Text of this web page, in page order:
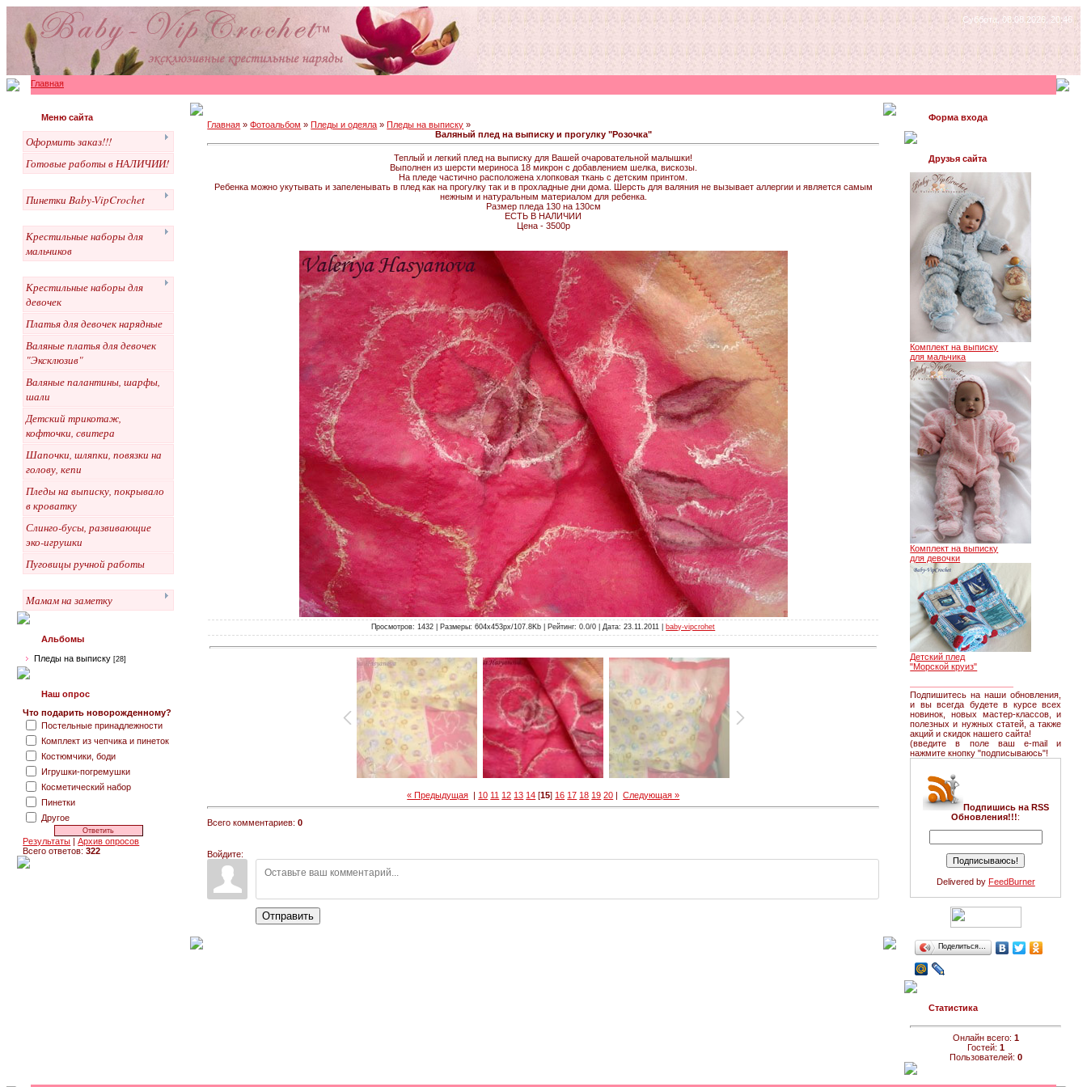
Суббота, 08.08.2026, 20:46
Главная
Меню сайта
Оформить заказ!!!
Готовые работы в НАЛИЧИИ!
Пинетки Baby-VipCrochet
Крестильные наборы для
мальчиков
Крестильные наборы для
девочек
Платья для девочек нарядные
Валяные платья для девочек
"Эксклюзив"
Валяные палантины, шарфы,
шали
Детский трикотаж,
кофточки, свитера
Шапочки, шляпки, повязки на
голову, кепи
Пледы на выписку, покрывало
в кроватку
Слинго-бусы, развивающие
эко-игрушки
Пуговицы ручной работы
Мамам на заметку
Альбомы
Пледы на выписку [28]
Наш опрос
Что подарить новорожденному?
Постельные принадлежности
Комплект из чепчика и пинеток
Костюмчики, боди
Игрушки-погремушки
Косметический набор
Пинетки
Другое
Результаты |Архив опросов
Всего ответов:322
Главная »Фотоальбом »Пледы и одеяла »Пледы на выписку »
Валяный плед на выписку и прогулку "Розочка"
Теплый и легкий плед на выписку для Вашей очаровательной малышки!
Выполнен из шерсти мериноса 18 микрон с добавлением шелка, вискозы.
На пледе частично расположена хлопковая ткань с детским принтом.
Ребенка можно укутывать и запеленывать в плед как на прогулку так и в прохладные дни дома. Шерсть для валяния не вызывает аллергии и является самым
нежным и натуральным материалом для ребенка.
Размер пледа 130 на 130см
ЕСТЬ В НАЛИЧИИ
Цена - 3500р
Просмотров: 1432 | Размеры: 604x453px/107.8Kb | Рейтинг: 0.0/0 | Дата: 23.11.2011 | baby-vipcrohet
« Предыдущая | 10 11 12 13 14 [15] 16 17 18 19 20 |Следующая »
Всего комментариев:0
Войдите:
Отправить
Форма входа
Друзья сайта
Комплект на выписку
для мальчика
Комплект на выписку
для девочки
Детский плед
"Морской круиз"
Подпишитесь на наши обновления,
и вы всегда будете в курсе всех
новинок, новых мастер-классов, и
полезных и нужных статей, а также
акций и скидок нашего сайта!
(введите в поле ваш e-mail и
нажмите кнопку "подписываюсь"!
Подпишись на RSS
Обновления!!!:
Delivered by FeedBurner
Поделиться…
Статистика
Онлайн всего: 1
Гостей: 1
Пользователей: 0